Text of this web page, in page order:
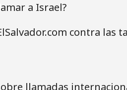
a Israel?
contra las
llamadas